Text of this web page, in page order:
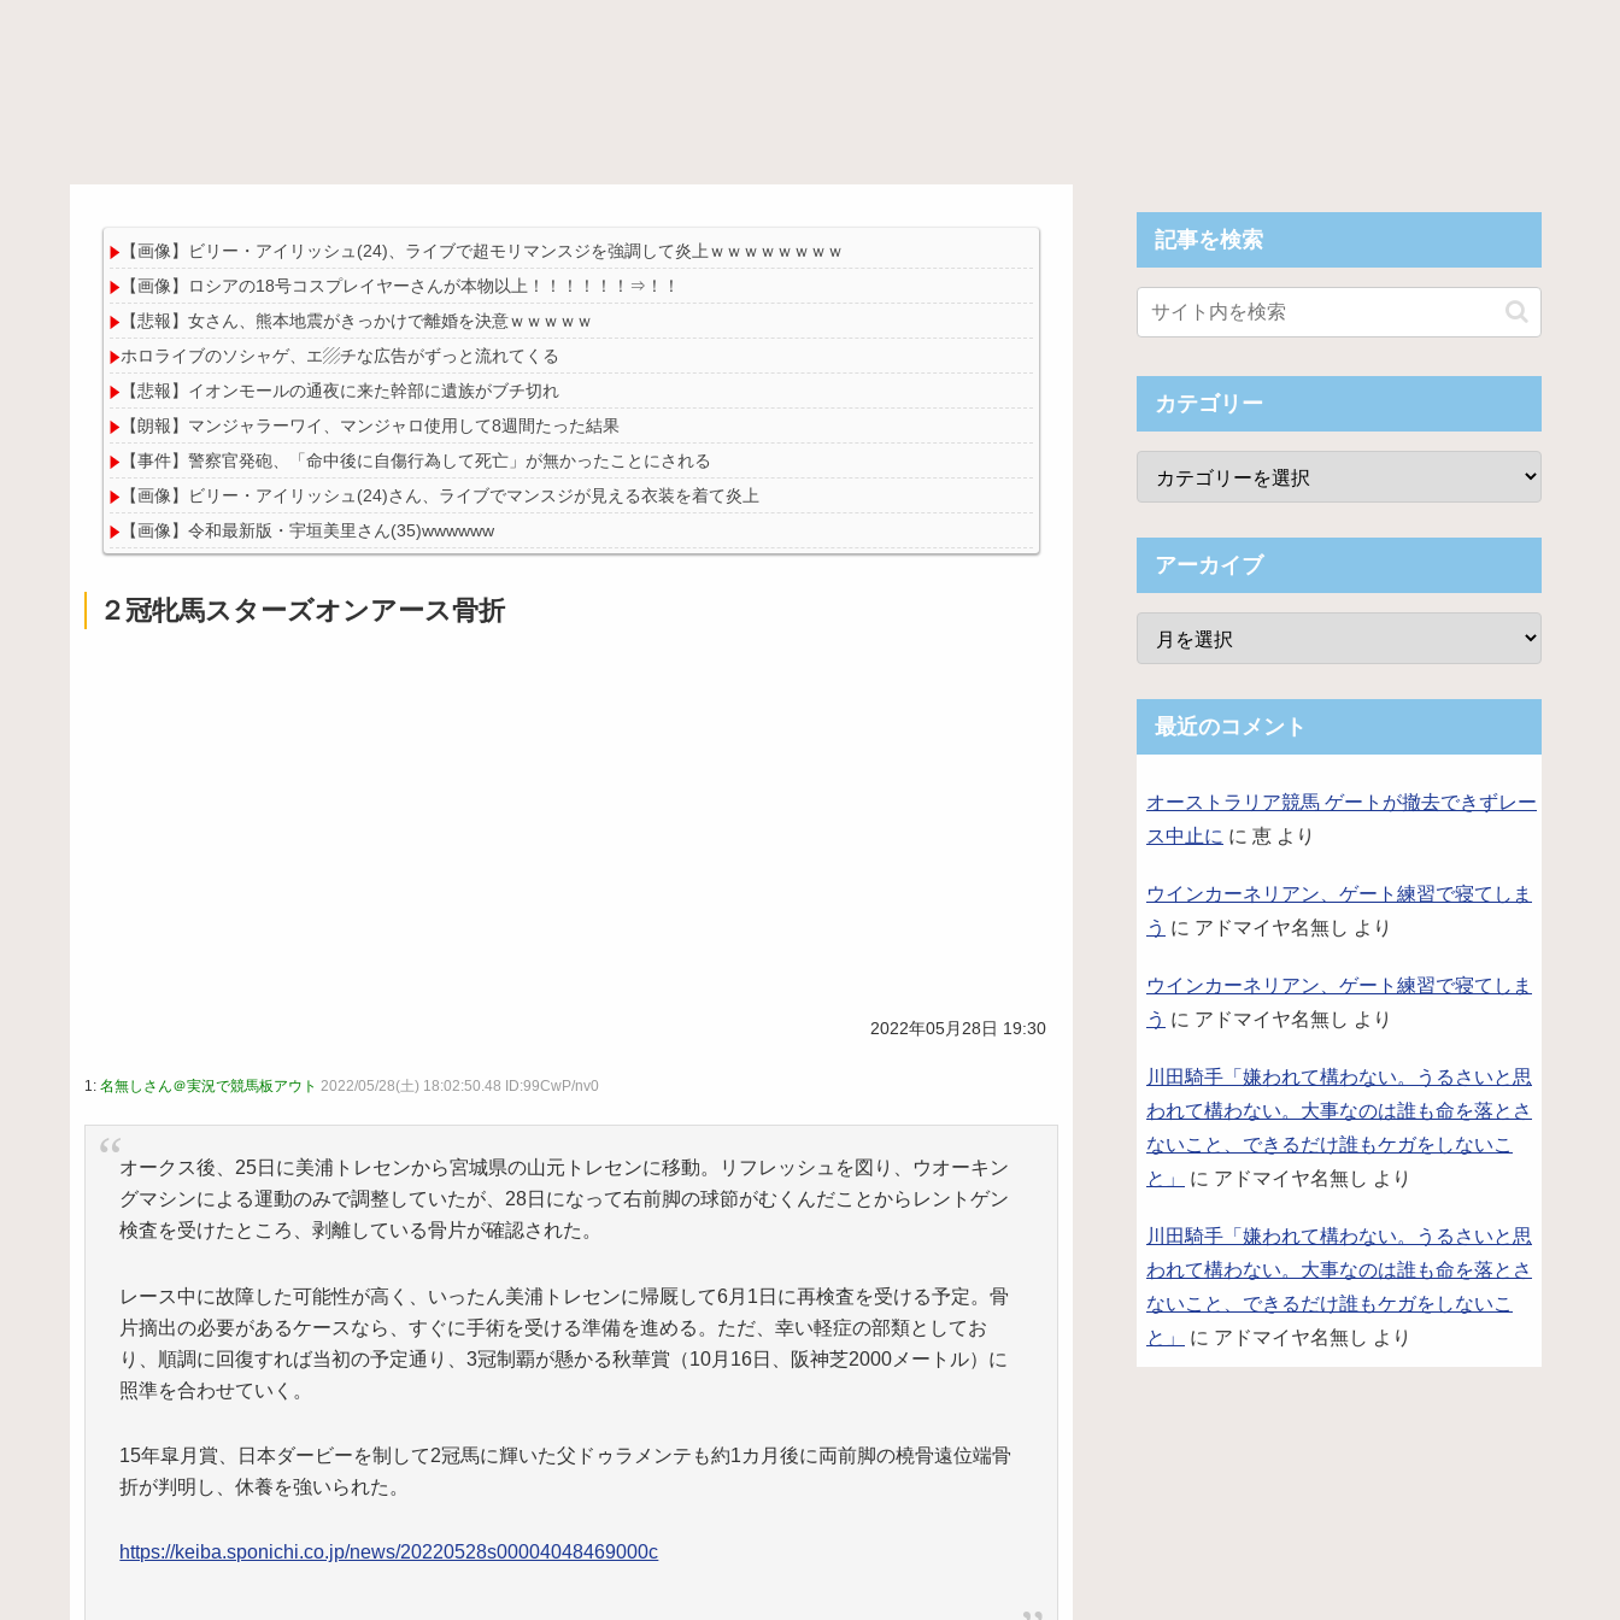
【画像】ビリー・アイリッシュ(24)、ライブで超モリマンスジを強調して炎上ｗｗｗｗｗｗｗｗ
【画像】ロシアの18号コスプレイヤーさんが本物以上！！！！！！⇒！！
【悲報】女さん、熊本地震がきっかけで離婚を決意ｗｗｗｗｗ
ホロライブのソシャゲ、エ▨チな広告がずっと流れてくる
【悲報】イオンモールの通夜に来た幹部に遺族がブチ切れ
【朗報】マンジャラーワイ、マンジャロ使用して8週間たった結果
【事件】警察官発砲、「命中後に自傷行為して死亡」が無かったことにされる
【画像】ビリー・アイリッシュ(24)さん、ライブでマンスジが見える衣装を着て炎上
【画像】令和最新版・宇垣美里さん(35)wwwwww
【悲報】教室、ヤンキーがブチ切れでとんでもない空気になるｗｗｗｗ
２冠牝馬スターズオンアース骨折
2022年05月28日 19:30
1: 名無しさん＠実況で競馬板アウト 2022/05/28(土) 18:02:50.48 ID:99CwP/nv0
オークス後、25日に美浦トレセンから宮城県の山元トレセンに移動。リフレッシュを図り、ウオーキン
グマシンによる運動のみで調整していたが、28日になって右前脚の球節がむくんだことからレントゲン
検査を受けたところ、剥離している骨片が確認された。
レース中に故障した可能性が高く、いったん美浦トレセンに帰厩して6月1日に再検査を受ける予定。骨
片摘出の必要があるケースなら、すぐに手術を受ける準備を進める。ただ、幸い軽症の部類としてお
り、順調に回復すれば当初の予定通り、3冠制覇が懸かる秋華賞（10月16日、阪神芝2000メートル）に
照準を合わせていく。
15年皐月賞、日本ダービーを制して2冠馬に輝いた父ドゥラメンテも約1カ月後に両前脚の橈骨遠位端骨
折が判明し、休養を強いられた。
https://keiba.sponichi.co.jp/news/20220528s00004048469000c
記事を検索
カテゴリー
アーカイブ
最近のコメント
オーストラリア競馬 ゲートが撤去できずレー
ス中止に に 恵 より
ウインカーネリアン、ゲート練習で寝てしま
う に アドマイヤ名無し より
ウインカーネリアン、ゲート練習で寝てしま
う に アドマイヤ名無し より
川田騎手「嫌われて構わない。うるさいと思
われて構わない。大事なのは誰も命を落とさ
ないこと、できるだけ誰もケガをしないこ
と」
に アドマイヤ名無し より
川田騎手「嫌われて構わない。うるさいと思
われて構わない。大事なのは誰も命を落とさ
ないこと、できるだけ誰もケガをしないこ
と」
に アドマイヤ名無し より